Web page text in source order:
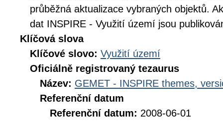
průběžná aktualizace vybraných objektů.
dat INSPIRE - Využití území jsou
Klíčová slova
Klíčové slovo: Využití území
Oficiálně registrovaný tezaurus
Název: GEMET - INSPIRE themes,
Referenční datum
Referenční datum: 2008-06-01